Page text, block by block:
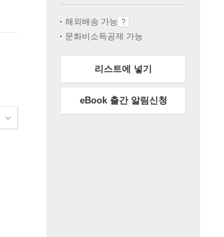
해외배송 가능
문화비소득공제 가능
리스트에 넣기
eBook 출간 알림신청